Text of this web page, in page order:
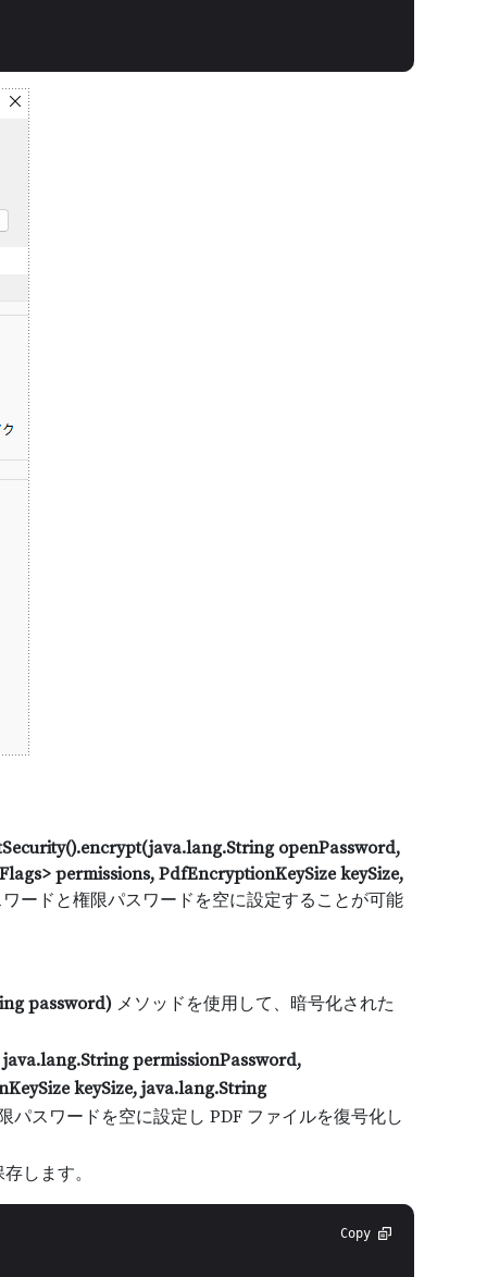
openPassword,
permissions, PdfEncryptionKeySize keySize,
ードと権限パスワードを空に設定することが可能
password)メソッドを使用して、暗号化された
permissionPassword,
keySize, java.lang.String
スワードを空に設定し PDF ファイルを復号化し
します。
Copy